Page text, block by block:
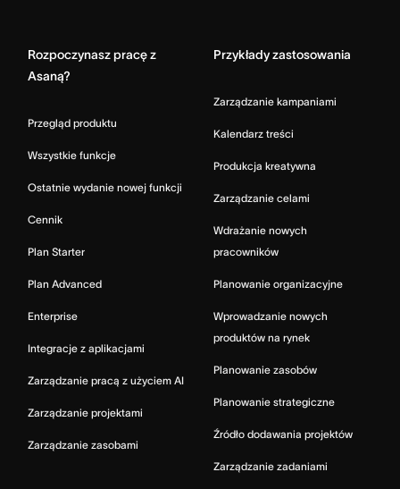
Rozpoczynasz pracę z
Asaną?
Przegląd produktu
Wszystkie funkcje
Ostatnie wydanie nowej funkcji
Cennik
Plan Starter
Plan Advanced
Enterprise
Integracje z aplikacjami
Zarządzanie pracą z użyciem AI
Zarządzanie projektami
Zarządzanie zasobami
Przykłady zastosowania
Zarządzanie kampaniami
Kalendarz treści
Produkcja kreatywna
Zarządzanie celami
Wdrażanie nowych
pracowników
Planowanie organizacyjne
Wprowadzanie nowych
produktów na rynek
Planowanie zasobów
Planowanie strategiczne
Źródło dodawania projektów
Zarządzanie zadaniami